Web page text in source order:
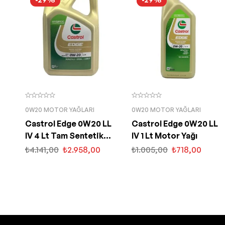
0W20 MOTOR YAĞLARI
Castrol Edge 0W20 LL
IV 4 Lt Tam Sentetik
Partiküllü Motor Yağı
₺4.141,00 ₺2.958,00
0W20 MOTOR YAĞLARI
Castrol Edge 0W20 LL
IV 1 Lt Motor Yağı
₺1.005,00 ₺718,00